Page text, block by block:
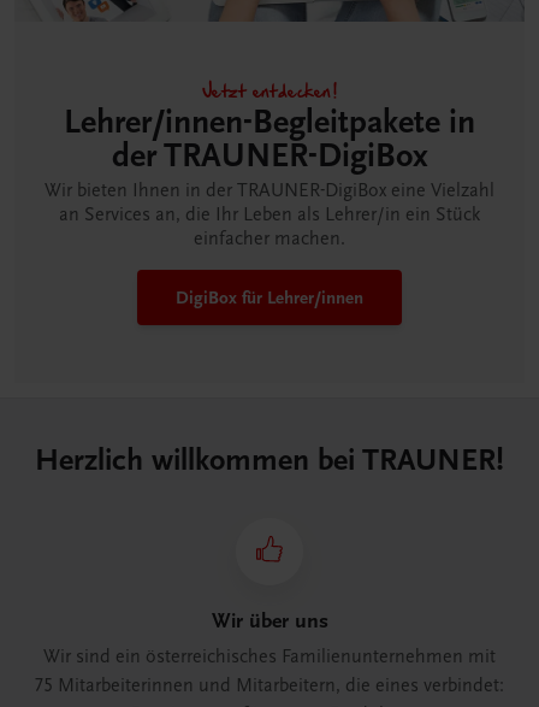
Jetzt entdecken!
Lehrer/innen-Begleitpakete in
der TRAUNER-DigiBox
Wir bieten Ihnen in der TRAUNER-DigiBox eine Vielzahl
an Services an, die Ihr Leben als Lehrer/in ein Stück
einfacher machen.
DigiBox für Lehrer/innen
Herzlich willkommen bei TRAUNER!
Wir über uns
Wir sind ein österreichisches Familienunternehmen mit
75 Mitarbeiterinnen und Mitarbeitern, die eines verbindet: